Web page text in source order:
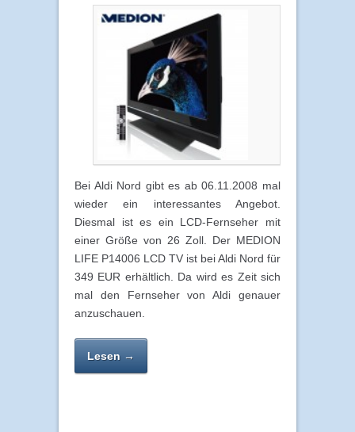
Bei Aldi Nord gibt es ab 06.11.2008 mal
wieder ein interessantes Angebot.
Diesmal ist es ein LCD-Fernseher mit
einer Größe von 26 Zoll. Der MEDION
LIFE P14006 LCD TV ist bei Aldi Nord für
349 EUR erhältlich. Da wird es Zeit sich
mal den Fernseher von Aldi genauer
anzuschauen.
Lesen →